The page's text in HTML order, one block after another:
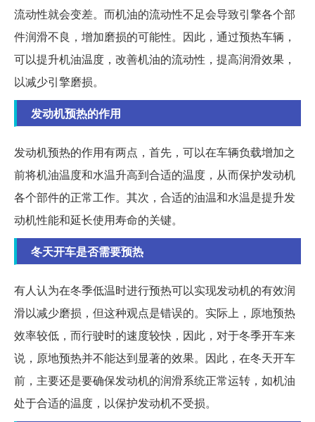
流动性就会变差。而机油的流动性不足会导致引擎各个部
件润滑不良，增加磨损的可能性。因此，通过预热车辆，
可以提升机油温度，改善机油的流动性，提高润滑效果，
以减少引擎磨损。
发动机预热的作用
发动机预热的作用有两点，首先，可以在车辆负载增加之
前将机油温度和水温升高到合适的温度，从而保护发动机
各个部件的正常工作。其次，合适的油温和水温是提升发
动机性能和延长使用寿命的关键。
冬天开车是否需要预热
有人认为在冬季低温时进行预热可以实现发动机的有效润
滑以减少磨损，但这种观点是错误的。实际上，原地预热
效率较低，而行驶时的速度较快，因此，对于冬季开车来
说，原地预热并不能达到显著的效果。因此，在冬天开车
前，主要还是要确保发动机的润滑系统正常运转，如机油
处于合适的温度，以保护发动机不受损。